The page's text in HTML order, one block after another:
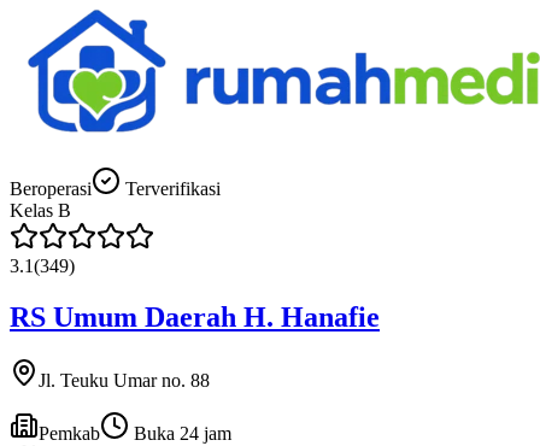
Beroperasi
Terverifikasi
Kelas B
3.1(349)
RS Umum Daerah H. Hanafie
Jl. Teuku Umar no. 88
Pemkab
Buka 24 jam